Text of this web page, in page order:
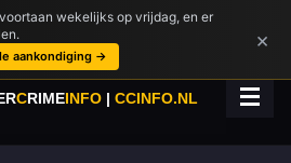
CRIMEINFO | CCINFO.NL
wekelijks op vrijdag, en er
aankondiging →
×